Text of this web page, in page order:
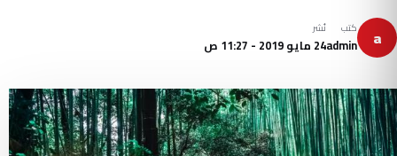
a كتب
admin
نُشر
24 مايو 2019 - 11:27 ص